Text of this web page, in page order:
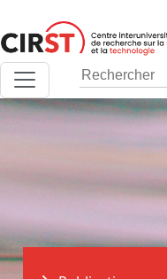
au
contenu